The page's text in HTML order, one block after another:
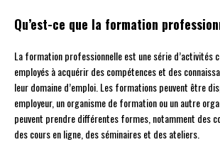
Qu’est-ce que la formation
La formation professionnelle est une série d’activités
employés à acquérir des compétences et des
leur domaine d’emploi. Les formations peuvent être
employeur, un organisme de formation ou un autre
peuvent prendre différentes formes, notamment des
des cours en ligne, des séminaires et des ateliers.